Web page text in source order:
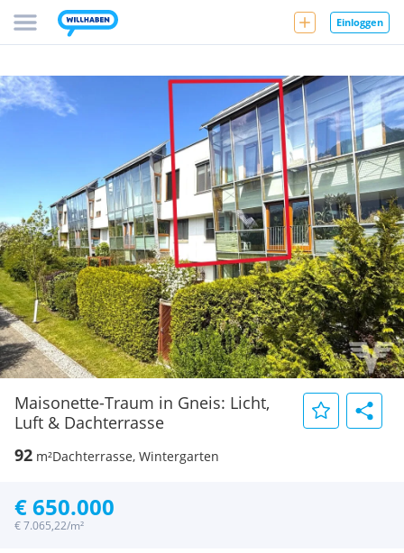
Einloggen
Maisonette-Traum in Gneis: Licht,
Luft & Dachterrasse
92 m²Dachterrasse, Wintergarten
€ 650.000
€ 7.065,22/m²